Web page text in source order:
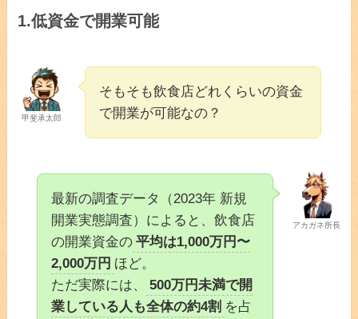
1.低資金で開業可能
甲斐承太郎
そもそも飲食店どれくらいの資金
で開業が可能なの？
アカガネ所長
最新の調査データ（2023年 新規
開業実態調査）によると、飲食店
の開業資金の 平均は1,000万円〜
2,000万円 ほど。
ただ実際には、
500万円未満で開
業している人も全体の約4割 を占